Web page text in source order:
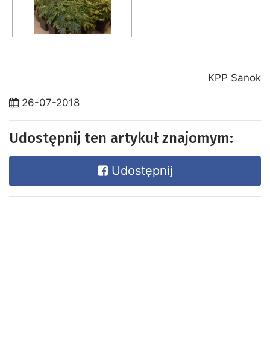
KPP Sanok
26-07-2018
Udostępnij ten artykuł znajomym:
Udostępnij